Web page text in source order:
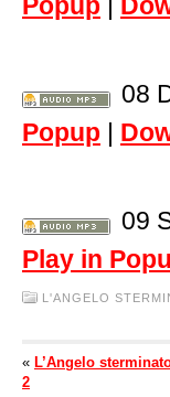
08
Popup |
09
Play in
L'ANGELO
« L’Angelo
2